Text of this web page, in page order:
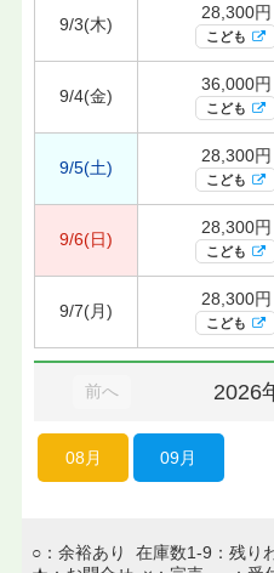
9/3(木)
28,300円
こども
9/4(金)
36,000円
こども
9/5(土)
28,300円
こども
9/6(日)
28,300円
こども
9/7(月)
28,300円
こども
前へ 2026
08月 09月
○：余裕あり 在庫数1-9：残り